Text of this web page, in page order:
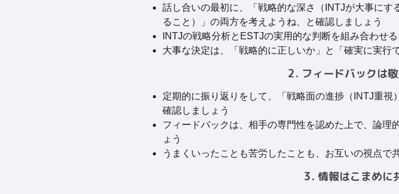
話し合いの最初に、「戦略的な深さ（INTJが大事に
ること）」の両方を考えようね、と確認しましょう
INTJの戦略分析とESTJの実用的な判断を組み合わせ
大事な決定は、「戦略的に正しいか」と「確実に実行
2. フィードバックは
定期的に振り返りをして、「戦略面の進捗（INTJ重
確認しましょう
フィードバックは、相手の専門性を認めた上で、論理
ょう
うまくいったことも苦労したことも、お互いの視点で
3. 情報はこまめに